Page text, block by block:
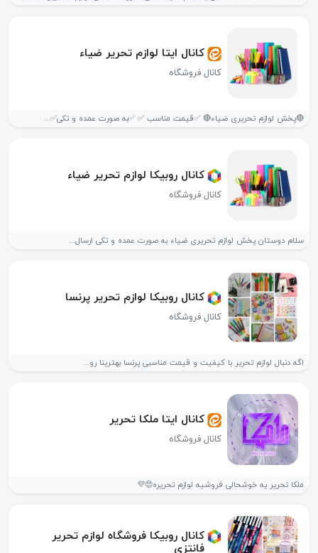
کانال ایتا لوازم تحریر ضیاء
کانال فروشگاه
🔴پخش لوازم تحریری ضیاء🔴 ✅️قیمت مناسب ✅️ ✅️به صورت عمده و تکی✅️...
کانال روبیکا لوازم تحریر ضیاء
کانال فروشگاه
سلام دوستان پخش لوازم تحریری ضیاء به صورت عمده و تکی ارسال...
کانال روبیکا لوازم تحریر پرنسا
کانال فروشگاه
اگه دنبال لوازم تحریر با کیفیت و قیمت مناسبی پرنسا بهترینا رو...
کانال ایتا ملکا تحریر
کانال فروشگاه
ملکا تحریر یه خوشحالی فروشیه لوازم تحریره😍💜
کانال روبیکا فروشگاه لوازم تحریر
فانتزی